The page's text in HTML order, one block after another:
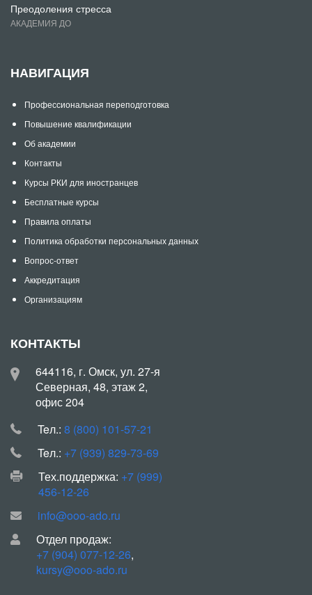
Преодоления стресса
АКАДЕМИЯ ДО
НАВИГАЦИЯ
Профессиональная переподготовка
Повышение квалификации
Об академии
Контакты
Курсы РКИ для иностранцев
Бесплатные курсы
Правила оплаты
Политика обработки персональных данных
Вопрос-ответ
Аккредитация
Организациям
КОНТАКТЫ
644116, г. Омск, ул. 27-я
Северная, 48, этаж 2,
офис 204
Teл.: 8 (800) 101-57-21
Teл.: +7 (939) 829-73-69
Тех.поддержка: +7 (999)
456-12-26
info@ooo-ado.ru
Отдел продаж:
+7 (904) 077-12-26,
kursy@ooo-ado.ru